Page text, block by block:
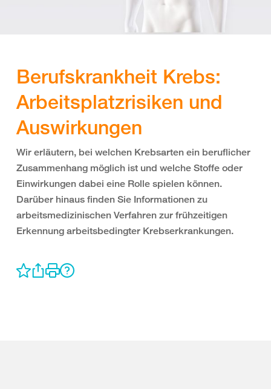
Berufskrankheit Krebs:
Arbeitsplatzrisiken und
Auswirkungen
Wir erläutern, bei welchen Krebsarten ein beruflicher
Zusammenhang möglich ist und welche Stoffe oder
Einwirkungen dabei eine Rolle spielen können.
Darüber hinaus finden Sie Informationen zu
arbeitsmedizinischen Verfahren zur frühzeitigen
Erkennung arbeitsbedingter Krebserkrankungen.